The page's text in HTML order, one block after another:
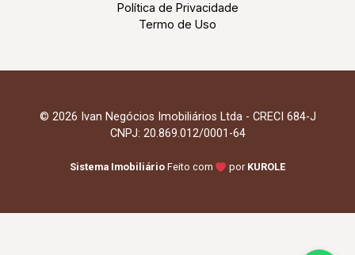
Política de Privacidade
Termo de Uso
© 2026 Ivan Negócios Imobiliários Ltda - CRECI 684-J
CNPJ: 20.869.012/0001-64
Sistema Imobiliário Feito com por KUROLE